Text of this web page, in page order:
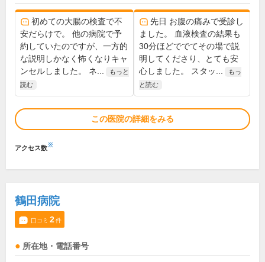
初めての大腸の検査で不
安だらけで。 他の病院で予
約していたのですが、一方的
な説明しかなく怖くなりキャ
ンセルしました。 ネ...
もっと
読む
先日 お腹の痛みで受診し
ました。 血液検査の結果も
30分ほどででてその場で説
明してくださり、とても安
心しました。 スタッ...
もっ
と読む
この医院の詳細をみる
アクセス数※
鶴田病院
口コミ 2件
所在地・電話番号